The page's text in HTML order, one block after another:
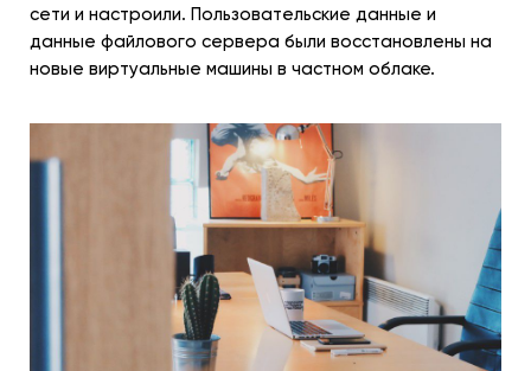
сети и настроили. Пользовательские данные и
данные файлового сервера были восстановлены на
новые виртуальные машины в частном облаке.